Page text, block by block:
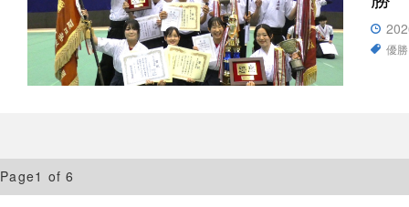
優勝
Page1 of 6